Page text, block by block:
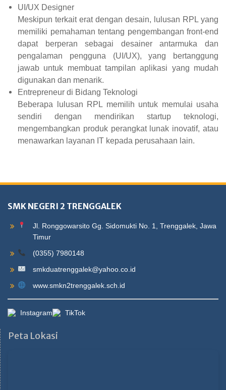
UI/UX Designer
Meskipun terkait erat dengan desain, lulusan RPL yang
memiliki pemahaman tentang pengembangan front-end
dapat berperan sebagai desainer antarmuka dan
pengalaman pengguna (UI/UX), yang bertanggung
jawab untuk membuat tampilan aplikasi yang mudah
digunakan dan menarik.
Entrepreneur di Bidang Teknologi
Beberapa lulusan RPL memilih untuk memulai usaha
sendiri dengan mendirikan startup teknologi,
mengembangkan produk perangkat lunak inovatif, atau
menawarkan layanan IT kepada perusahaan lain.
SMK NEGERI 2 TRENGGALEK
Jl. Ronggowarsito Gg. Sidomukti No. 1, Trenggalek, Jawa
Timur
(0355) 7980148
smkduatrenggalek@yahoo.co.id
www.smkn2trenggalek.sch.id
Instagram TikTok
Peta Lokasi